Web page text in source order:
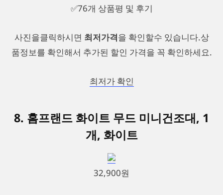
✅76개 상품평 및 후기
사진을클릭하시면 최저가격을 확인할수 있습니다.상
품정보를 확인해서 추가된 할인 가격을 꼭 확인하세요.
최저가 확인
8. 홈프랜드 화이트 무드 미니건조대, 1
개, 화이트
32,900원